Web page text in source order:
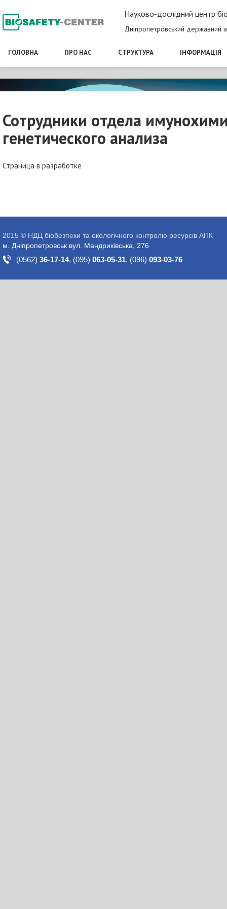
Науково-дослідний центр
Дніпропетровський державний
ГОЛОВНА ПРО НАС СТРУКТУРА ІНФОРМАЦІЯ
Сотрудники отдела
генетического анализа
Страница в разработке
2015 © НДЦ біобезпеки та екологічного контролю ресурсів АПК
м. Дніпропетровськ вул. Мандриківська, 276
(0562) 36-17-14, (095) 063-05-31, (096) 093-03-76